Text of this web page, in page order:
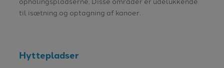
til isætning og optagning af kanoer.
Hyttepladser